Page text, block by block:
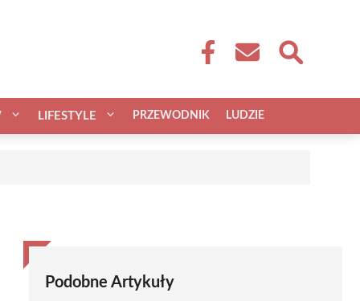
LIFESTYLE PRZEWODNIK LUDZIE
Podobne Artykuły